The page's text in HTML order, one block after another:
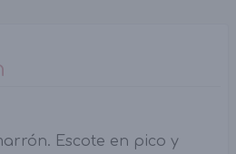
Escote en pico y